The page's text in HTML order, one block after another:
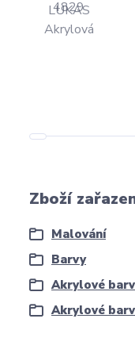
Zboží
Malování
Barvy
Akrylové
Akrylové